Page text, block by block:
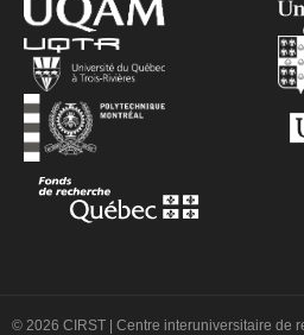
© 2026 CIRST | Centre interuniversitaire de